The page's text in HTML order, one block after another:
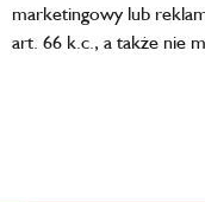
marketingowy lub
art. 66 k.c., a także nie